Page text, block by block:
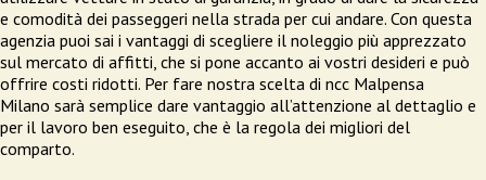
e comodità dei passeggeri nella strada per cui andare. Con questa
agenzia puoi sai i vantaggi di scegliere il noleggio più apprezzato
sul mercato di affitti, che si pone accanto ai vostri desideri e può
offrire costi ridotti. Per fare nostra scelta di ncc Malpensa
Milano sarà semplice dare vantaggio all’attenzione al dettaglio e
per il lavoro ben eseguito, che è la regola dei migliori del
comparto.